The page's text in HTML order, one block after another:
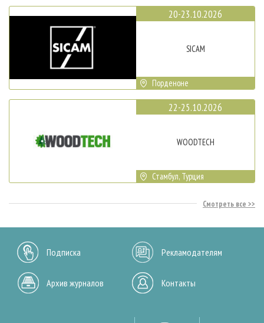
20-23.10.2026
SICAM
Порденоне
22-25.10.2026
WOODTECH
Стамбул, Турция
Смотреть все
Подписка Рекламодателям
Архив журналов Контакты